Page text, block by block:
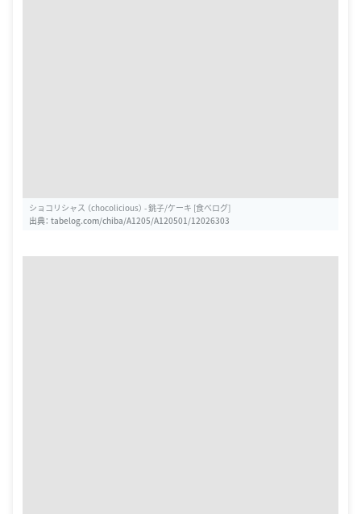
ショコリシャス （chocolicious） - 銚子/ケーキ [食べログ]
出典： tabelog.com/chiba/A1205/A120501/12026303